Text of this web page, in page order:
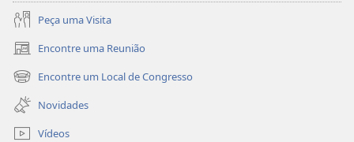
Peça uma Visita
Encontre uma Reunião
(abre
nova
janela)
Encontre um Local de Congresso
(abre
nova
janela)
Novidades
Vídeos